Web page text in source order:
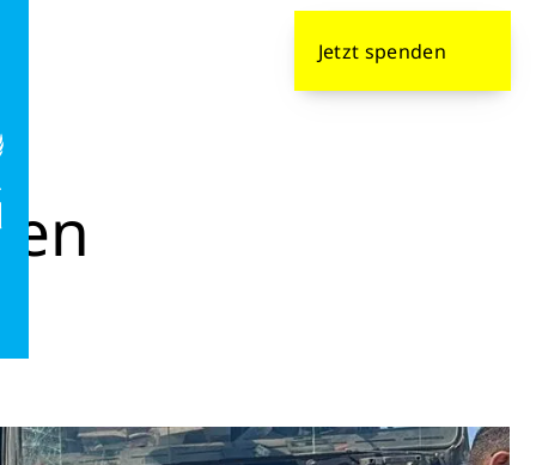
Jetzt spenden